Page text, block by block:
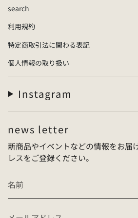
with straps, encourage natural toe
unique “Marshmallow Rubber”
for lasting comfort. The popular 2-
adjust the style as you like.
※Patterns vary depending on the
・ 22–30 cm
・If you are between sizes, we
Example: 26.5 cm → 43–44
【Materials】
・Strap: Braided cord (100%
・Footbed / Sole: Special rubber
search
利用規約
特定商取引法に関わる表記
個人情報の取り扱い
Instagram
news letter
新商品やイベントなどの情報をお届
レスをご登録ください。